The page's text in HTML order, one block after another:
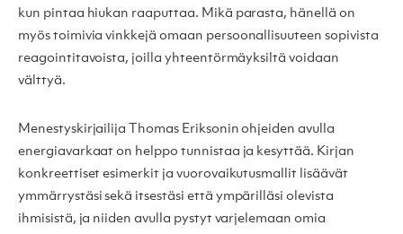
kun pintaa hiukan raaputtaa. Mikä parasta, hänellä on
myös toimivia vinkkejä omaan persoonallisuuteen sopivista
reagointitavoista, joilla yhteentörmäyksiltä voidaan
välttyä.
Menestyskirjailija Thomas Eriksonin ohjeiden avulla
energiavarkaat on helppo tunnistaa ja kesyttää. Kirjan
konkreettiset esimerkit ja vuorovaikutusmallit lisäävät
ymmärrystäsi sekä itsestäsi että ympärilläsi olevista
ihmisistä, ja niiden avulla pystyt varjelemaan omia